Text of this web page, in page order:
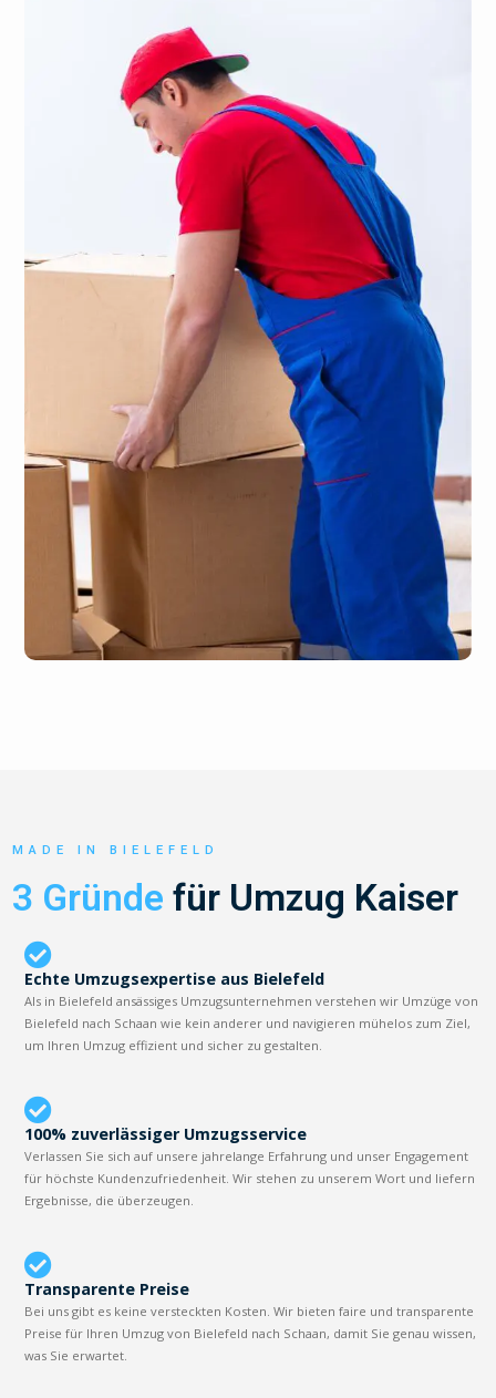
MADE IN BIELEFELD
3 Gründe für Umzug Kaiser
Echte Umzugsexpertise aus Bielefeld
Als in Bielefeld ansässiges Umzugsunternehmen verstehen wir Umzüge von
Bielefeld nach Schaan wie kein anderer und navigieren mühelos zum Ziel,
um Ihren Umzug effizient und sicher zu gestalten.
100% zuverlässiger Umzugsservice
Verlassen Sie sich auf unsere jahrelange Erfahrung und unser Engagement
für höchste Kundenzufriedenheit. Wir stehen zu unserem Wort und liefern
Ergebnisse, die überzeugen.
Transparente Preise
Bei uns gibt es keine versteckten Kosten. Wir bieten faire und transparente
Preise für Ihren Umzug von Bielefeld nach Schaan, damit Sie genau wissen,
was Sie erwartet.